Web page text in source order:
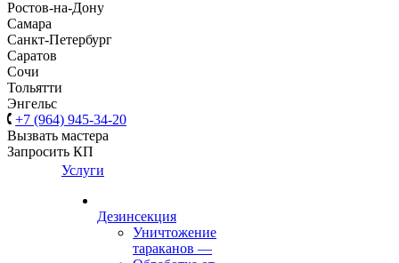
Ростов-на-Дону
Самара
Санкт-Петербург
Саратов
Сочи
Тольятти
Энгельс
+7 (964) 945-34-20
Вызвать мастера
Запросить КП
Услуги
Дезинсекция
Уничтожение
тараканов —